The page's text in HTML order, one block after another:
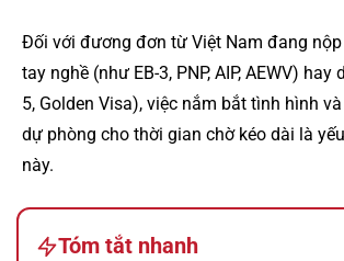
Đối với đương đơn từ Việt Nam đang nộp
tay nghề (như EB-3, PNP, AIP, AEWV) hay
5, Golden Visa), việc nắm bắt tình hình
dự phòng cho thời gian chờ kéo dài là
này.
Tóm tắt nhanh